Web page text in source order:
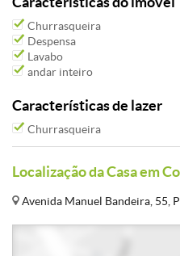
Churrasqueira
Despensa
Lavabo
andar inteiro
Características de lazer
Churrasqueira
Localização da Casa em
Avenida Manuel Bandeira, 55,